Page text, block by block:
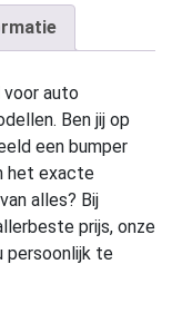
voor auto
Ben jij op
een bumper
het exacte
alles? Bij
prijs, onze
persoonlijk te